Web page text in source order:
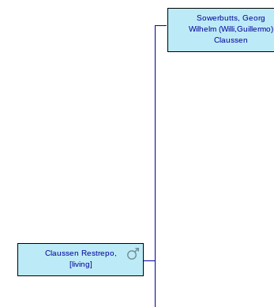
Claussen Restrepo,
[living]
Sowerbutts, Georg
Wilhelm (Willi,Guillermo)
Claussen